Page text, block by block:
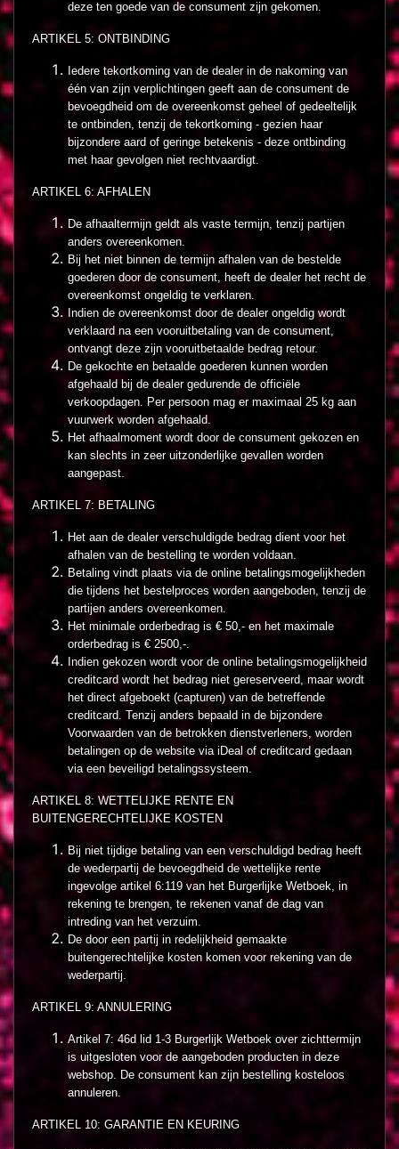
deze ten goede van de consument zijn gekomen.
ARTIKEL 5: ONTBINDING
Iedere tekortkoming van de dealer in de nakoming van
één van zijn verplichtingen geeft aan de consument de
bevoegdheid om de overeenkomst geheel of gedeeltelijk
te ontbinden, tenzij de tekortkoming - gezien haar
bijzondere aard of geringe betekenis - deze ontbinding
met haar gevolgen niet rechtvaardigt.
ARTIKEL 6: AFHALEN
De afhaaltermijn geldt als vaste termijn, tenzij partijen
anders overeenkomen.
Bij het niet binnen de termijn afhalen van de bestelde
goederen door de consument, heeft de dealer het recht de
overeenkomst ongeldig te verklaren.
Indien de overeenkomst door de dealer ongeldig wordt
verklaard na een vooruitbetaling van de consument,
ontvangt deze zijn vooruitbetaalde bedrag retour.
De gekochte en betaalde goederen kunnen worden
afgehaald bij de dealer gedurende de officiële
verkoopdagen. Per persoon mag er maximaal 25 kg aan
vuurwerk worden afgehaald.
Het afhaalmoment wordt door de consument gekozen en
kan slechts in zeer uitzonderlijke gevallen worden
aangepast.
ARTIKEL 7: BETALING
Het aan de dealer verschuldigde bedrag dient voor het
afhalen van de bestelling te worden voldaan.
Betaling vindt plaats via de online betalingsmogelijkheden
die tijdens het bestelproces worden aangeboden, tenzij de
partijen anders overeenkomen.
Het minimale orderbedrag is € 50,- en het maximale
orderbedrag is € 2500,-.
Indien gekozen wordt voor de online betalingsmogelijkheid
creditcard wordt het bedrag niet gereserveerd, maar wordt
het direct afgeboekt (capturen) van de betreffende
creditcard. Tenzij anders bepaald in de bijzondere
Voorwaarden van de betrokken dienstverleners, worden
betalingen op de website via iDeal of creditcard gedaan
via een beveiligd betalingssysteem.
ARTIKEL 8: WETTELIJKE RENTE EN
BUITENGERECHTELIJKE KOSTEN
Bij niet tijdige betaling van een verschuldigd bedrag heeft
de wederpartij de bevoegdheid de wettelijke rente
ingevolge artikel 6:119 van het Burgerlijke Wetboek, in
rekening te brengen, te rekenen vanaf de dag van
intreding van het verzuim.
De door een partij in redelijkheid gemaakte
buitengerechtelijke kosten komen voor rekening van de
wederpartij.
ARTIKEL 9: ANNULERING
Artikel 7: 46d lid 1-3 Burgerlijk Wetboek over zichttermijn
is uitgesloten voor de aangeboden producten in deze
webshop. De consument kan zijn bestelling kosteloos
annuleren.
ARTIKEL 10: GARANTIE EN KEURING